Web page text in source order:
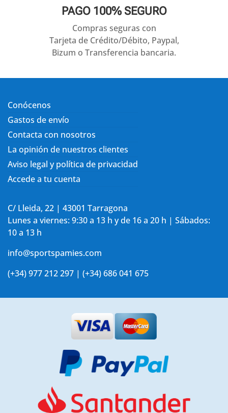
PAGO 100% SEGURO
Compras seguras con
Tarjeta de Crédito/Débito, Paypal,
Bizum o Transferencia bancaria.
Conócenos
Gastos de envío
Contacta con nosotros
La opinión de nuestros clientes
Aviso legal y política de privacidad
Accede a tu cuenta
C/ Lleida, 22 | 43001 Tarragona
Lunes a viernes: 9:30 a 13 h y de 16 a 20 h | Sábados:
10 a 13 h
info@sportspamies.com
(+34) 977 212 297 | (+34) 686 041 675